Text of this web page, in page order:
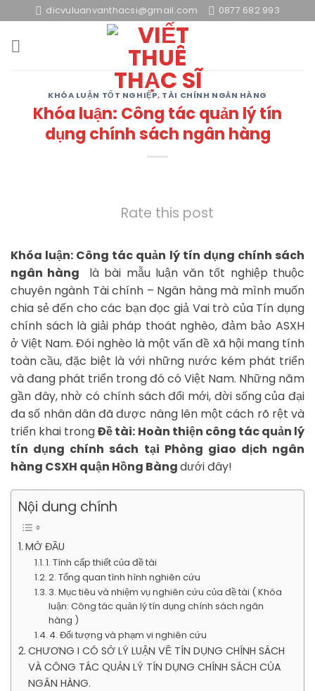
to
content
dicvuluanvanthacsi@gmail.com 0877 682 993
KHÓA LUẬN TỐT NGHIỆP, TÀI CHÍNH NGÂN HÀNG
Khóa luận: Công tác quản lý tín
dụng chính sách ngân hàng
Rate this post
Khóa luận: Công tác quản lý tín dụng chính sách
ngân hàng
là bài mẫu luận văn tốt nghiệp thuộc
chuyên ngành Tài chính – Ngân hàng mà mình muốn
chia sẻ đến cho các bạn đọc giả Vai trò của Tín dụng
chính sách là giải pháp thoát nghèo, đảm bảo ASXH
ở Việt Nam. Đói nghèo là một vấn đề xã hội mang tính
toàn cầu, đặc biệt là với những nước kém phát triển
và đang phát triển trong đó có Việt Nam. Những năm
gần đây, nhờ có chính sách đổi mới, đời sống của đại
đa số nhân dân đã được nâng lên một cách rõ rệt và
triển khai trongĐề tài: Hoàn thiện công tác quản lý
tín dụng chính sách tại Phòng giao dịch ngân
hàng CSXH quận Hồng Bàngdưới đây!
Nội dung chính
MỞ ĐẦU
1. Tính cấp thiết của đề tài
2. Tổng quan tình hình nghiên cứu
3. Mục tiêu và nhiệm vụ nghiên cứu của đề tài ( Khóa
luận: Công tác quản lý tín dụng chính sách ngân
hàng )
4. Đối tượng và phạm vi nghiên cứu
CHƯƠNG I CÓ SỞ LÝ LUẬN VỀ TÍN DỤNG CHÍNH SÁCH
VÀ CÔNG TÁC QUẢN LÝ TÍN DỤNG CHÍNH SÁCH CỦA
NGÂN HÀNG.